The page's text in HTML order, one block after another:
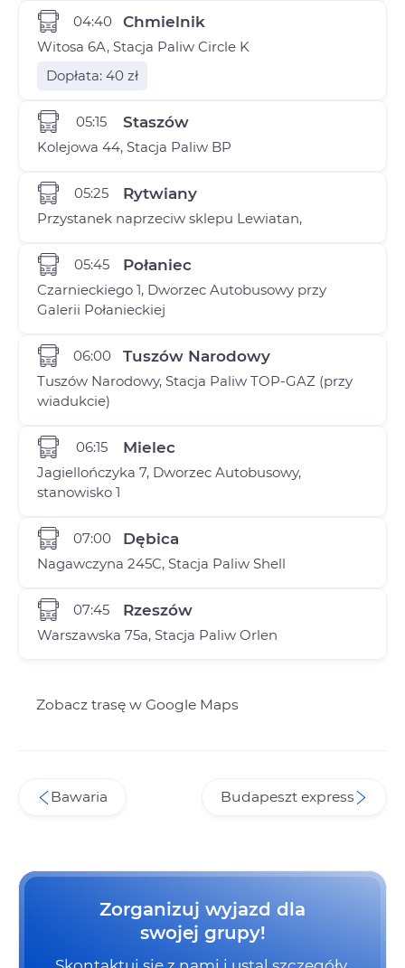
04:40 Chmielnik
Witosa 6A, Stacja Paliw Circle K
Dopłata: 40 zł
05:15 Staszów
Kolejowa 44, Stacja Paliw BP
05:25 Rytwiany
Przystanek naprzeciw sklepu Lewiatan,
05:45 Połaniec
Czarnieckiego 1, Dworzec Autobusowy przy
Galerii Połanieckiej
06:00 Tuszów Narodowy
Tuszów Narodowy, Stacja Paliw TOP-GAZ (przy
wiadukcie)
06:15 Mielec
Jagiellończyka 7, Dworzec Autobusowy,
stanowisko 1
07:00 Dębica
Nagawczyna 245C, Stacja Paliw Shell
07:45 Rzeszów
Warszawska 75a, Stacja Paliw Orlen
Zobacz trasę w Google Maps
Bawaria Budapeszt express
Zorganizuj wyjazd dla
swojej grupy!